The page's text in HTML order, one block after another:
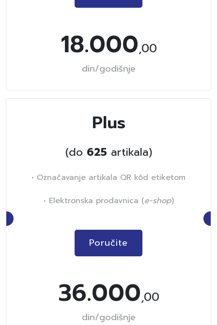
18.000,00
din/godišnje
Plus
(do 625 artikala)
• Označavanje artikala QR kôd etiketom
• Elektronska prodavnica (e-shop)
Poručite
36.000,00
din/godišnje